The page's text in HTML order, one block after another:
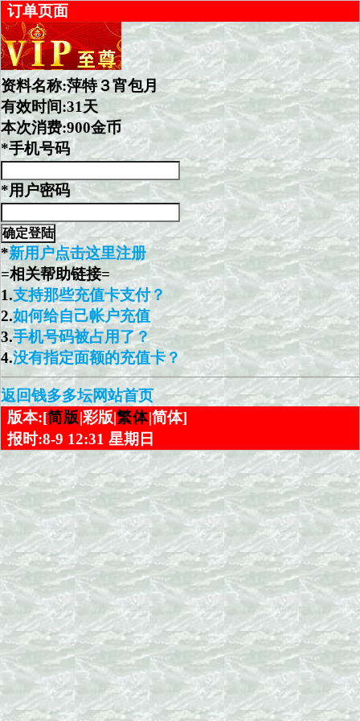
订单页面
资料名称:萍特３宵包月
有效时间:31天
本次消费:900金币
*手机号码
*用户密码
*新用户点击这里注册
=相关帮助链接=
1.支持那些充值卡支付？
2.如何给自己帐户充值
3.手机号码被占用了？
4.没有指定面额的充值卡？
返回钱多多坛网站首页
版本:[简版|彩版|繁体|简体]
报时:8-9 12:31 星期日